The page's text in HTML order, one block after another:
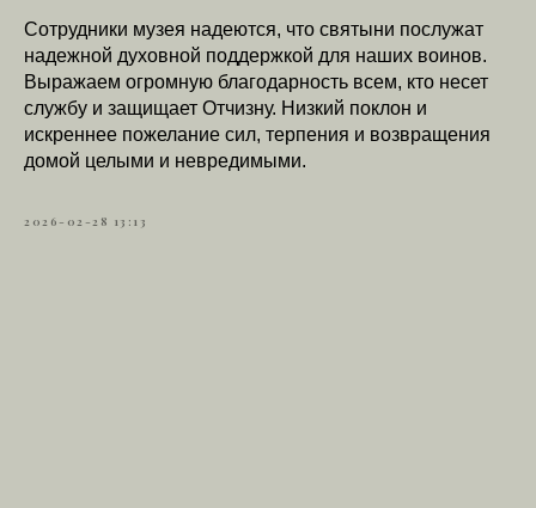
Сотрудники музея надеются, что святыни послужат
надежной духовной поддержкой для наших воинов.
Выражаем огромную благодарность всем, кто несет
службу и защищает Отчизну. Низкий поклон и
искреннее пожелание сил, терпения и возвращения
домой целыми и невредимыми.
2026-02-28 13:13